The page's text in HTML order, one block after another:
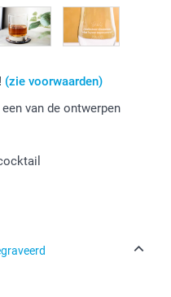
(zie voorwaarden)
van de ontwerpen